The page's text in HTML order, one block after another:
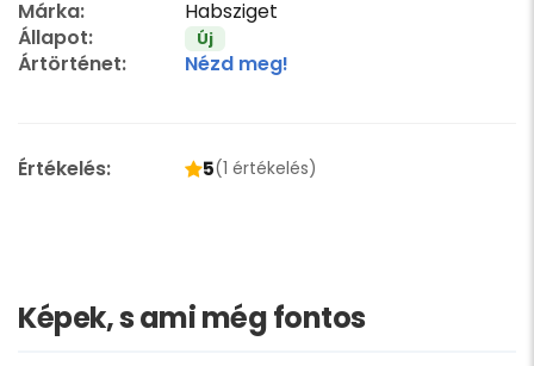
Márka:
Habsziget
Állapot:
Új
Ártörténet: Nézd meg!
Értékelés: 5(1 értékelés)
Képek, s ami még fontos